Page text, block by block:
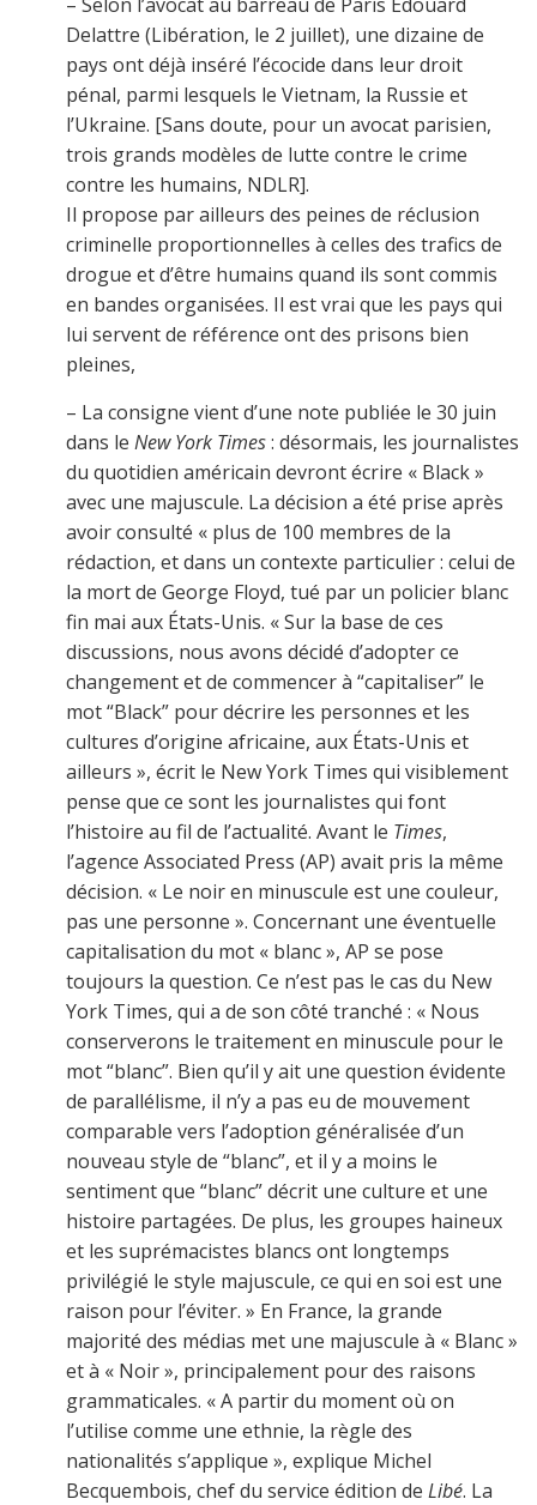
Delattre (Libération, le 2 juillet), une dizaine de
pays ont déjà inséré l’écocide dans leur droit
pénal, parmi lesquels le Vietnam, la Russie et
l’Ukraine. [Sans doute, pour un avocat parisien,
trois grands modèles de lutte contre le crime
contre les humains, NDLR].
Il propose par ailleurs des peines de réclusion
criminelle proportionnelles à celles des trafics de
drogue et d’être humains quand ils sont commis
en bandes organisées. Il est vrai que les pays qui
lui servent de référence ont des prisons bien
pleines,
– La consigne vient d’une note publiée le 30 juin
dans le New York Times: désormais, les journalistes
du quotidien américain devront écrire « Black »
avec une majuscule. La décision a été prise après
avoir consulté « plus de 100 membres de la
rédaction, et dans un contexte particulier : celui de
la mort de George Floyd, tué par un policier blanc
fin mai aux États-Unis. « Sur la base de ces
discussions, nous avons décidé d’adopter ce
changement et de commencer à “capitaliser” le
mot “Black” pour décrire les personnes et les
cultures d’origine africaine, aux États-Unis et
ailleurs », écrit le New York Times qui visiblement
pense que ce sont les journalistes qui font
l’histoire au fil de l’actualité. Avant le Times,
l’agence Associated Press (AP) avait pris la même
décision. « Le noir en minuscule est une couleur,
pas une personne ». Concernant une éventuelle
capitalisation du mot « blanc », AP se pose
toujours la question. Ce n’est pas le cas du New
York Times, qui a de son côté tranché : « Nous
conserverons le traitement en minuscule pour le
mot “blanc”. Bien qu’il y ait une question évidente
de parallélisme, il n’y a pas eu de mouvement
comparable vers l’adoption généralisée d’un
nouveau style de “blanc”, et il y a moins le
sentiment que “blanc” décrit une culture et une
histoire partagées. De plus, les groupes haineux
et les suprémacistes blancs ont longtemps
privilégié le style majuscule, ce qui en soi est une
raison pour l’éviter. » En France, la grande
majorité des médias met une majuscule à « Blanc »
et à « Noir », principalement pour des raisons
grammaticales. « A partir du moment où on
l’utilise comme une ethnie, la règle des
nationalités s’applique », explique Michel
Becquembois, chef du service édition de Libé. La